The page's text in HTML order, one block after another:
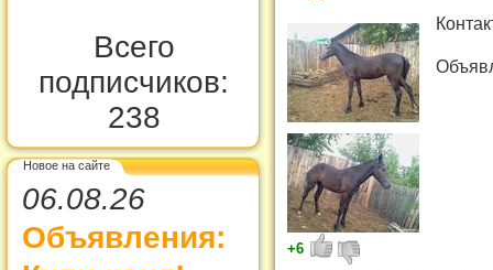
Всего
подписчиков:
238
Новое на сайте
06.08.26
Объявления:
+6